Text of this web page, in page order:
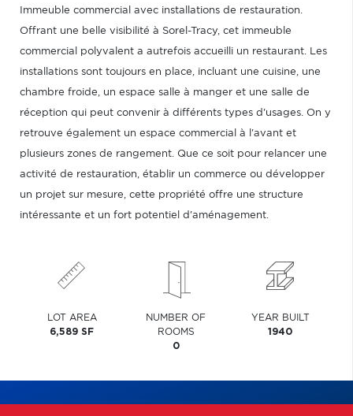
Immeuble commercial avec installations de restauration.
Offrant une belle visibilité à Sorel-Tracy, cet immeuble
commercial polyvalent a autrefois accueilli un restaurant. Les
installations sont toujours en place, incluant une cuisine, une
chambre froide, un espace salle à manger et une salle de
réception qui peut convenir à différents types d'usages. On y
retrouve également un espace commercial à l'avant et
plusieurs zones de rangement. Que ce soit pour relancer une
activité de restauration, établir un commerce ou développer
un projet sur mesure, cette propriété offre une structure
intéressante et un fort potentiel d'aménagement.
LOT AREA
6,589 SF
NUMBER OF
ROOMS
0
YEAR BUILT
1940